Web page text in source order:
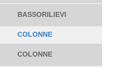
BASSORILIEVI
COLONNE
COLONNE